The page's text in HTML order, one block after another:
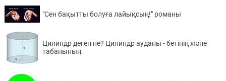
"Сен бақытты болуға лайықсың!" романы
Цилиндр деген не? Цилиндр ауданы - бетінің және
табанының